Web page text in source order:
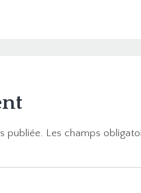
publiée. Les champs